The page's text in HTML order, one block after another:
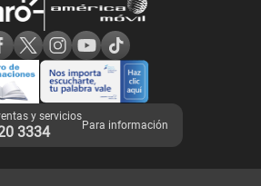
y SE
de Tienda Claro
y servicios
3334 Para información